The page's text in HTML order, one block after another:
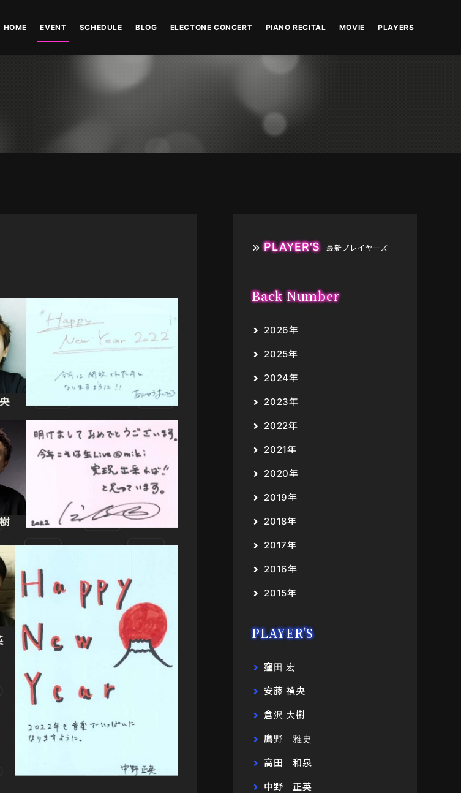
HOME EVENT SCHEDULE BLOG ELECTONE CONCERT PIANO RECITAL MOVIE PLAYERS
PLAYER'S 最新プレイヤーズ
Back Number
2026年
2025年
2024年
2023年
2022年
2021年
2020年
2019年
2018年
2017年
2016年
2015年
PLAYER'S
窪田 宏
安藤 禎央
倉沢 大樹
鷹野 雅史
高田 和泉
中野 正英